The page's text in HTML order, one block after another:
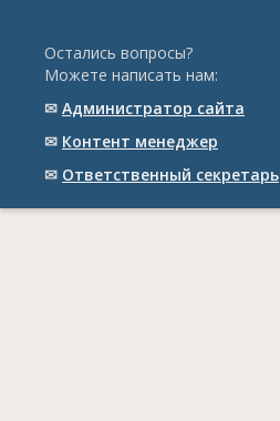
Остались вопросы?
Можете написать нам:
✉ Администратор сайта
✉ Контент менеджер
✉ Ответственный cекретарь